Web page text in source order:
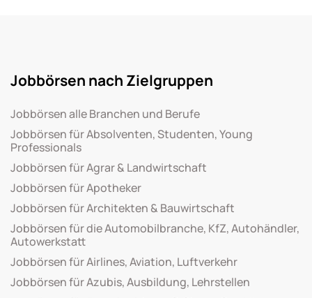
Jobbörsen nach Zielgruppen
Jobbörsen alle Branchen und Berufe
Jobbörsen für Absolventen, Studenten, Young
Professionals
Jobbörsen für Agrar & Landwirtschaft
Jobbörsen für Apotheker
Jobbörsen für Architekten & Bauwirtschaft
Jobbörsen für die Automobilbranche, KfZ, Autohändler,
Autowerkstatt
Jobbörsen für Airlines, Aviation, Luftverkehr
Jobbörsen für Azubis, Ausbildung, Lehrstellen